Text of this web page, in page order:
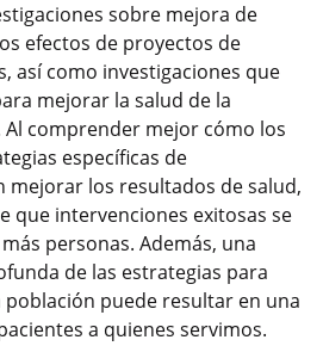
sobre mejora de
efectos de proyectos de
así como investigaciones que
mejorar la salud de la
comprender mejor cómo los
específicas de
mejorar los resultados de salud,
que intervenciones exitosas se
personas. Además, una
de las estrategias para
puede resultar en una
a quienes servimos.